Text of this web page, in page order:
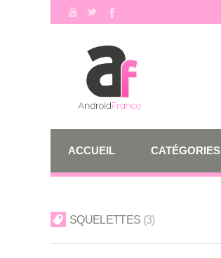
ACCUEIL CATÉGORIES
SQUELETTES 3